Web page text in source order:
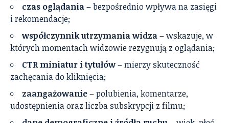
czas oglądania– bezpośrednio wpływa na zasięgi
i rekomendacje;
współczynnik utrzymania widza– wskazuje, w
których momentach widzowie rezygnują z oglądania;
CTR miniatur i tytułów– mierzy skuteczność
zachęcania do kliknięcia;
zaangażowanie– polubienia, komentarze,
udostępnienia oraz liczba subskrypcji z filmu;